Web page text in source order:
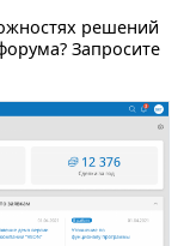
решений
Запросите